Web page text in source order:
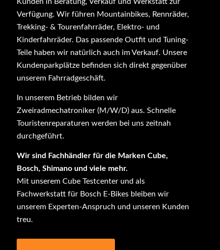
Kunden in Beratung, Verkauf und Werkstatt zur
Verfügung. Wir führen Mountainbikes, Rennräder,
Trekking- & Tourenfahrräder, Elektro- und
Kinderfahrräder. Das passende Outfit und Tuning-
Teile haben wir natürlich auch im Verkauf. Unsere
Kundenparkplätze befinden sich direkt gegenüber
unserem Fahrradgeschäft.
In unserem Betrieb bilden wir
Zweiradmechatroniker (M/W/D) aus. Schnelle
Touristenreparaturen werden bei uns zeitnah
durchgeführt.
Wir sind Fachhändler für die Marken Cube,
Bosch, Shimano und viele mehr.
Mit unserem Cube Testcenter und als
Fachwerkstatt für Bosch E-Bikes bleiben wir
unserem Experten-Anspruch und unseren Kunden
treu.